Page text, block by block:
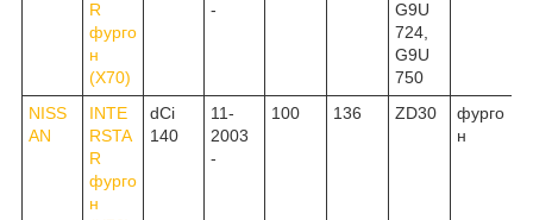
R
фурго
н
(X70)
-
G9U
724,
G9U
750
NISS
AN
INTE
RSTA
R
фурго
н
dCi
140
11-
2003
-
100 136 ZD30
фурго
н